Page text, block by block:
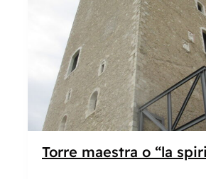
Torre maestra o “la